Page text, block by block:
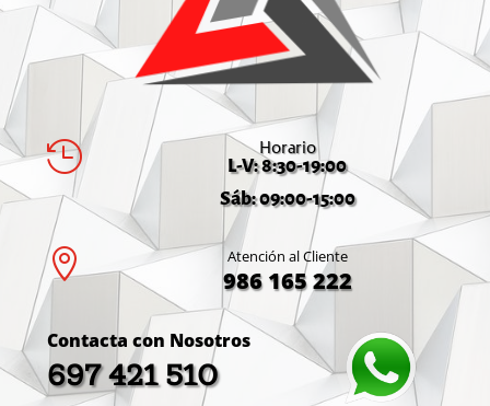
 Horario
L-V: 8:30-19:00
Sáb: 09:00-15:00
 Atención al Cliente
986 165 222
Contacta con Nosotros
697 421 510